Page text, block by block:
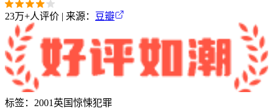
23万+人评价 | 来源： 豆瓣
标签： 2001 英国惊悚犯罪